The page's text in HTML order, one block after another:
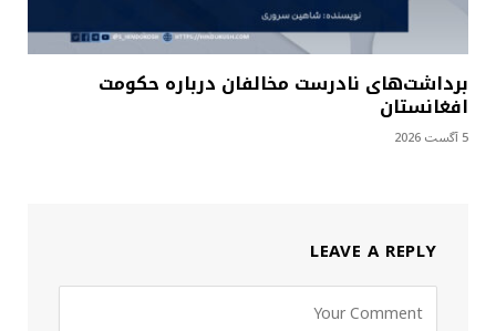
برداشت‌های نادرست مخالفان درباره حکومت
افغانستان
5 آگست 2026
LEAVE A REPLY